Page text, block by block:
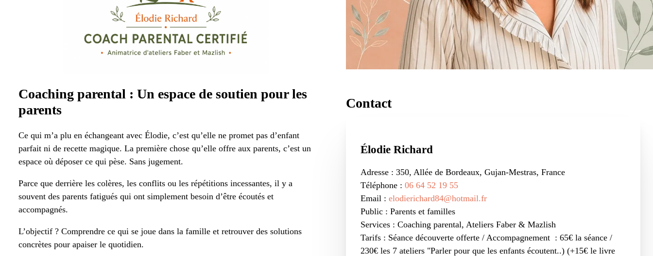
Contact
Élodie Richard
Adresse : 350, Allée de Bordeaux, Gujan-Mestras, France
Téléphone : 06 64 52 19 55
Email : elodierichard84@hotmail.fr
Public : Parents et familles
Services : Coaching parental, Ateliers Faber & Mazlish
Tarifs : Séance découverte offerte / Accompagnement : 65€ la séance /
230€ les 7 ateliers "Parler pour que les enfants écoutent..) (+15€ le livre
Coaching parental : Un espace de soutien pour les
parents
Ce qui m’a plu en échangeant avec Élodie, c’est qu’elle ne promet pas d’enfant
parfait ni de recette magique. La première chose qu’elle offre aux parents, c’est un
espace où déposer ce qui pèse. Sans jugement.
Parce que derrière les colères, les conflits ou les répétitions incessantes, il y a
souvent des parents fatigués qui ont simplement besoin d’être écoutés et
accompagnés.
L’objectif ? Comprendre ce qui se joue dans la famille et retrouver des solutions
concrètes pour apaiser le quotidien.